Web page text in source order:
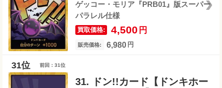
ゲッコー・モリア『PRB01』版スーパー
パラレル仕様
買取価格: 4,500 円
販売価格: 6,980 円
前回：31位
31. ドン!!カード【ドンキホー